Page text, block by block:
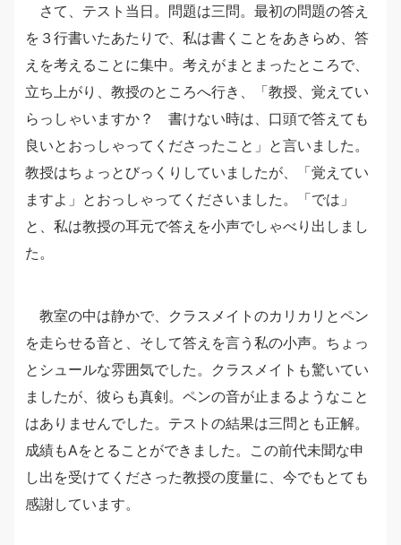
さて、テスト当日。問題は三問。最初の問題の答え
を３行書いたあたりで、私は書くことをあきらめ、答
えを考えることに集中。考えがまとまったところで、
立ち上がり、教授のところへ行き、「教授、覚えてい
らっしゃいますか？ 書けない時は、口頭で答えても
良いとおっしゃってくださったこと」と言いました。
教授はちょっとびっくりしていましたが、「覚えてい
ますよ」とおっしゃってくださいました。「では」
と、私は教授の耳元で答えを小声でしゃべり出しまし
た。
教室の中は静かで、クラスメイトのカリカリとペン
を走らせる音と、そして答えを言う私の小声。ちょっ
とシュールな雰囲気でした。クラスメイトも驚いてい
ましたが、彼らも真剣。ペンの音が止まるようなこと
はありませんでした。テストの結果は三問とも正解。
成績もAをとることができました。この前代未聞な申
し出を受けてくださった教授の度量に、今でもとても
感謝しています。